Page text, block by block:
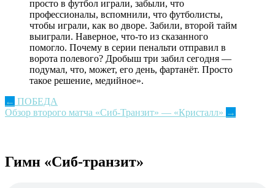
просто в футбол играли, забыли, что
профессионалы, вспомнили, что футболисты,
чтобы играли, как во дворе. Забили, второй тайм
выиграли. Наверное, что-то из сказанного
помогло. Почему в серии пенальти отправил в
ворота полевого? Дробыш три забил сегодня —
подумал, что, может, его день, фартанёт. Просто
такое решение, медийное».
Post
navigation
← ПОБЕДА
Обзор второго матча «Сиб-Транзит» — «Кристалл» →
Гимн «Сиб-транзит»